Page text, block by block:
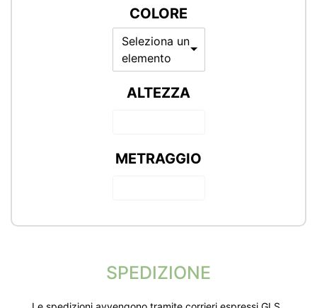
COLORE
Seleziona un
elemento
ALTEZZA
METRAGGIO
SPEDIZIONE